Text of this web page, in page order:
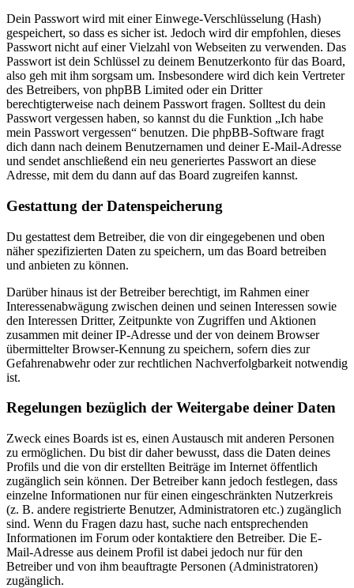
Dein Passwort wird mit einer Einwege-Verschlüsselung (Hash)
gespeichert, so dass es sicher ist. Jedoch wird dir empfohlen, dieses
Passwort nicht auf einer Vielzahl von Webseiten zu verwenden. Das
Passwort ist dein Schlüssel zu deinem Benutzerkonto für das Board,
also geh mit ihm sorgsam um. Insbesondere wird dich kein Vertreter
des Betreibers, von phpBB Limited oder ein Dritter
berechtigterweise nach deinem Passwort fragen. Solltest du dein
Passwort vergessen haben, so kannst du die Funktion „Ich habe
mein Passwort vergessen“ benutzen. Die phpBB-Software fragt
dich dann nach deinem Benutzernamen und deiner E-Mail-Adresse
und sendet anschließend ein neu generiertes Passwort an diese
Adresse, mit dem du dann auf das Board zugreifen kannst.
Gestattung der Datenspeicherung
Du gestattest dem Betreiber, die von dir eingegebenen und oben
näher spezifizierten Daten zu speichern, um das Board betreiben
und anbieten zu können.
Darüber hinaus ist der Betreiber berechtigt, im Rahmen einer
Interessenabwägung zwischen deinen und seinen Interessen sowie
den Interessen Dritter, Zeitpunkte von Zugriffen und Aktionen
zusammen mit deiner IP-Adresse und der von deinem Browser
übermittelter Browser-Kennung zu speichern, sofern dies zur
Gefahrenabwehr oder zur rechtlichen Nachverfolgbarkeit notwendig
ist.
Regelungen bezüglich der Weitergabe deiner Daten
Zweck eines Boards ist es, einen Austausch mit anderen Personen
zu ermöglichen. Du bist dir daher bewusst, dass die Daten deines
Profils und die von dir erstellten Beiträge im Internet öffentlich
zugänglich sein können. Der Betreiber kann jedoch festlegen, dass
einzelne Informationen nur für einen eingeschränkten Nutzerkreis
(z. B. andere registrierte Benutzer, Administratoren etc.) zugänglich
sind. Wenn du Fragen dazu hast, suche nach entsprechenden
Informationen im Forum oder kontaktiere den Betreiber. Die E-
Mail-Adresse aus deinem Profil ist dabei jedoch nur für den
Betreiber und von ihm beauftragte Personen (Administratoren)
zugänglich.